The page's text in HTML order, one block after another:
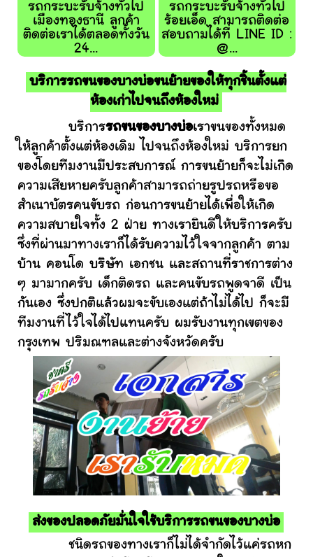
รถกระบะรับจ้างทั่วไป
เมืองทองธานี ลูกค้า
ติดต่อเราได้ตลอดทั้งวัน
24...
รถกระบะรับจ้างทั่วไป
ร้อยเอ็ด สามารถติดต่อ
สอบถามได้ที่ LINE ID :
@...
บริการรถขนของบางบ่อขนย้ายของให้ทุกชิ้นตั้งแต่
ห้องเก่าไปจนถึงห้องใหม่
บริการรถขนของบางบ่อเราขนของทั้งหมด
ให้ลูกค้าตั้งแต่ห้องเดิม ไปจนถึงห้องใหม่ บริการยก
ของโดยทีมงานมีประสบการณ์ การขนย้ายก็จะไม่เกิด
ความเสียหายครับลูกค้าสามารถถ่ายรูปรถหรือขอ
สำเนาบัตรคนขับรถ ก่อนการขนย้ายได้เพื่อให้เกิด
ความสบายใจทั้ง 2 ฝ่าย ทางเรายินดีให้บริการครับ
ซึ่งที่ผ่านมาทางเราก็ได้รับความไว้ใจจากลูกค้า ตาม
บ้าน คอนโด บริษัท เอกชน และสถานที่ราชการต่าง
ๆ มามากครับ เด็กติดรถ และคนขับรถพูดจาดี เป็น
กันเอง ซึ่งปกติแล้วผมจะขับเองแต่ถ้าไม่ได้ไป ก็จะมี
ทีมงานที่ไว้ใจได้ไปแทนครับ ผมรับงานทุกเขตของ
กรุงเทพ ปริมณฑลและต่างจังหวัดครับ
ส่งของปลอดภัยมั่นใจใช้บริการรถขนของบางบ่อ
ชนิดรถของทางเราก็ไม่ได้จำกัดไว้แค่รถหก